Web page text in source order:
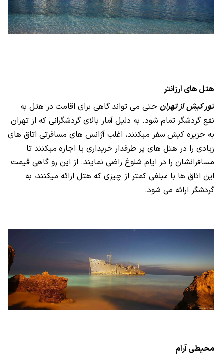
هتل های ارزانتر
تور کیش از تهران حتی می تواند گاهی برای اقامت در هتل به
نفع گردشگر تمام شود. به دلیل آمار بالای گردشگرانی که از تهران
به جزیره کیش سفر میکنند، اغلب آژانس های مسافرتی اتاق های
زیادی را در هتل های پر طرفدار خریداری یا اجاره میکنند تا
مسافرانشان را در ایام شلوغ راضی نمایند. از این رو گاهی قیمت
این اتاق ها با مبلغی کمتر از چیزی که هتل ارائه میکنند، به
گردشگر ارائه می شود.
محیطی آرام